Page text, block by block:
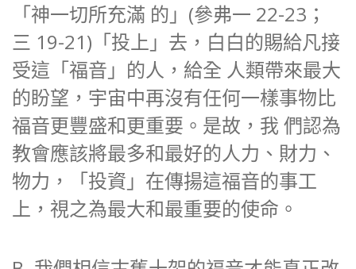
「神一切所充滿 的」(參弗一 22-23；
三 19-21)「投上」去，白白的賜給凡接
受這「福音」的人，給全 人類帶來最大
的盼望，宇宙中再沒有任何一樣事物比
福音更豐盛和更重要。是故，我 們認為
教會應該將最多和最好的人力、財力、
物力，「投資」在傳揚這福音的事工
上，視之為最大和最重要的使命。